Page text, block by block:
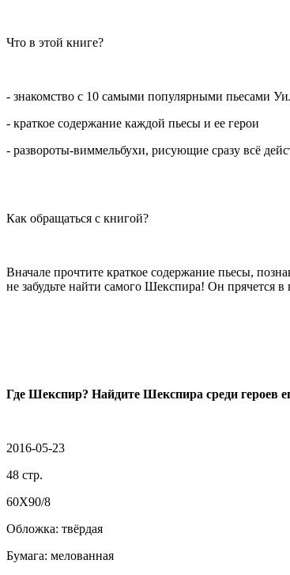
Что в этой книге?
- знакомство с 10 самыми популярными пьесами
- краткое содержание каждой пьесы и ее герои
- развороты-виммельбухи, рисующие сразу всё
Как обращаться с книгой?
Вначале прочтите краткое содержание пьесы,
не забудьте найти самого Шекспира! Он прячется
Где Шекспир? Найдите Шекспира среди героев
2016-05-23
48 стр.
60X90/8
Обложка: твёрдая
Бумага: мелованная